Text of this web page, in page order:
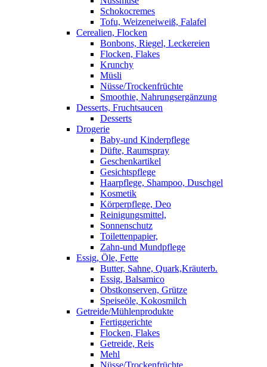
Schokocremes
Tofu, Weizeneiweiß, Falafel
Cerealien, Flocken
Bonbons, Riegel, Leckereien
Flocken, Flakes
Krunchy
Müsli
Nüsse/Trockenfrüchte
Smoothie, Nahrungsergänzung
Desserts, Fruchtsaucen
Desserts
Drogerie
Baby-und Kinderpflege
Düfte, Raumspray
Geschenkartikel
Gesichtspflege
Haarpflege, Shampoo, Duschgel
Kosmetik
Körperpflege, Deo
Reinigungsmittel,
Sonnenschutz
Toilettenpapier,
Zahn-und Mundpflege
Essig, Öle, Fette
Butter, Sahne, Quark,Kräuterb.
Essig, Balsamico
Obstkonserven, Grütze
Speiseöle, Kokosmilch
Getreide/Mühlenprodukte
Fertiggerichte
Flocken, Flakes
Getreide, Reis
Mehl
Nüsse/Trockenfrüchte